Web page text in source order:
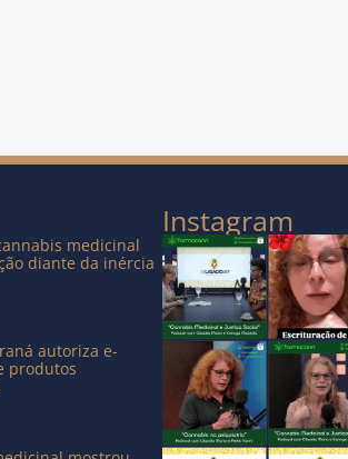
medicinal
diante da inércia
autoriza e-
produtos
Instagram